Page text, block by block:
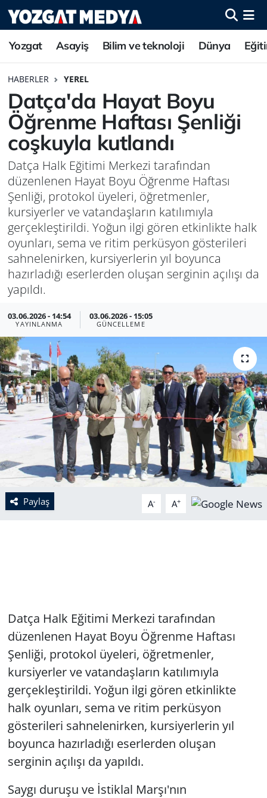
Yozgat Asayiş Bilim ve teknoloji Dünya
HABERLER YEREL
Datça'da Hayat Boyu
Öğrenme Haftası Şenliği
coşkuyla kutlandı
Datça Halk Eğitimi Merkezi tarafından
düzenlenen Hayat Boyu Öğrenme Haftası
Şenliği, protokol üyeleri, öğretmenler,
kursiyerler ve vatandaşların katılımıyla
gerçekleştirildi. Yoğun ilgi gören etkinlikte halk
oyunları, sema ve ritim perküsyon gösterileri
sahnelenirken, kursiyerlerin yıl boyunca
hazırladığı eserlerden oluşan serginin açılışı da
yapıldı.
03.06.2026 - 14:54
YAYINLANMA
03.06.2026 - 15:05
GÜNCELLEME
Paylaş A- A+
Datça Halk Eğitimi Merkezi tarafından
düzenlenen Hayat Boyu Öğrenme Haftası
Şenliği, protokol üyeleri, öğretmenler,
kursiyerler ve vatandaşların katılımıyla
gerçekleştirildi. Yoğun ilgi gören etkinlikte
halk oyunları, sema ve ritim perküsyon
gösterileri sahnelenirken, kursiyerlerin yıl
boyunca hazırladığı eserlerden oluşan
serginin açılışı da yapıldı.
Saygı duruşu ve İstiklal Marşı'nın